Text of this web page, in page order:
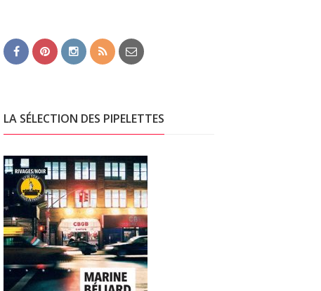
LA SÉLECTION DES PIPELETTES